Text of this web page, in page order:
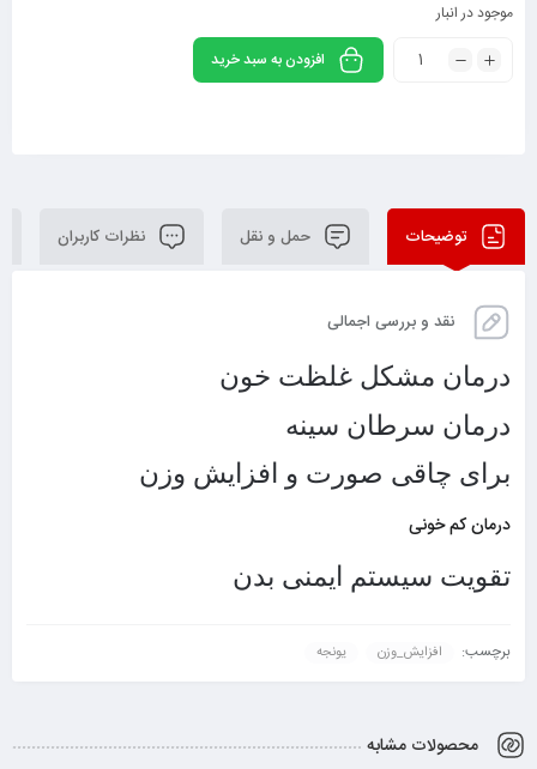
موجود در انبار
افزودن به سبد خرید
توضیحات حمل و نقل نظرات کاربران
نقد و بررسی اجمالی
درمان مشکل غلظت خون
درمان سرطان سینه
برای چاقی صورت و افزایش وزن
درمان کم خونی
تقویت سیستم ایمنی بدن
برچسب: افزایش_وزن یونجه
محصولات مشابه